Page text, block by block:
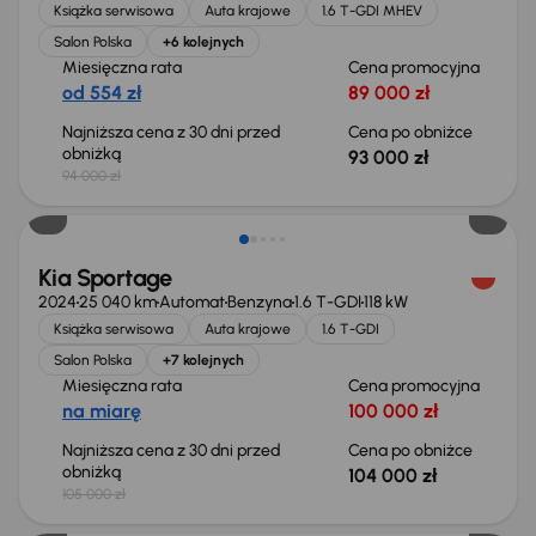
Książka serwisowa Auta krajowe
1.6 T-GDI MHEV
Salon Polska
+6 kolejnych
Miesięczna rata
od 554 zł
Cena promocyjna
89 000 zł
Najniższa cena z 30 dni przed
obniżką
94 000 zł
Cena po obniżce
93 000 zł
Taniej o 1 000 zł
Kia Sportage
202425 040 kmAutomatBenzyna1.6 T-GDI118 kW
Książka serwisowa Auta krajowe
1.6 T-GDI
Salon Polska
+7 kolejnych
Miesięczna rata
na miarę
Cena promocyjna
100 000 zł
Najniższa cena z 30 dni przed
obniżką
105 000 zł
Cena po obniżce
104 000 zł